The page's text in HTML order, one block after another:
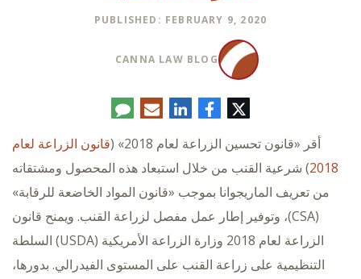
PUBLISHED: FEBRUARY 9, 2020
CANNA LAW BLOG
تويترفيسبوكلينكدإنالبريد
الإلكتروني
تعليق
أقر «قانون تحسين الزراعة لعام 2018» (
قانون الزراعة لعام
2018) شرعية القنب من خلال استبعاد هذه المحصول ومشتقاته
من تعريف الماريجوانا بموجب «قانون المواد الخاضعة للرقابة»
(CSA)، وتوفير إطار عمل مفصل لزراعة القنب. ويمنح قانون
الزراعة لعام 2018 وزارة الزراعة الأمريكية (USDA) السلطة
التنظيمية على زراعة القنب على المستوى الفيدرالي. بدورها،